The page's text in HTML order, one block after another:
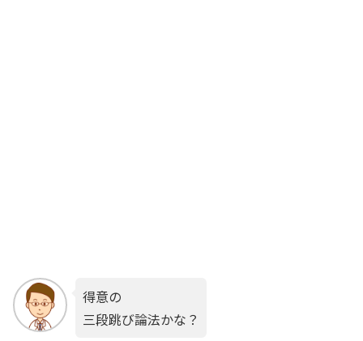
得意の
三段跳び論法かな？